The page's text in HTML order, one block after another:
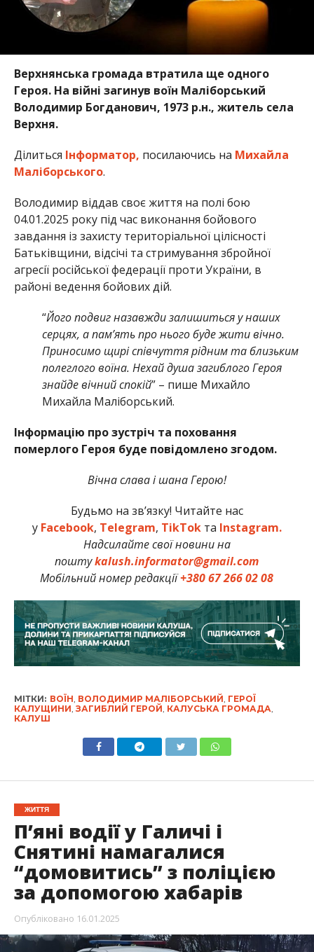
Верхнянська громада втратила ще одного
Героя. На війні загинув воїн Маліборський
Володимир Богданович, 1973 р.н., житель села
Верхня.
Ділиться Інформатор, посилаючись на Михайла
Маліборського.
Володимир віддав своє життя на полі бою
04.01.2025 року під час виконання бойового
завдання із захисту територіальної цілісності
Батьківщини, відсічі та стримування збройної
агресії російської федерації проти України, в
районі ведення бойових дій.
“Його подвиг назавжди залишиться у наших
серцях, а пам’ять про нього буде жити вічно.
Приносимо щирі співчуття рідним та близьким
полеглого воїна. Нехай душа загиблого Героя
знайде вічний спокій” – пише Михайло
Михайла Маліборський.
Інформацію про зустріч та поховання
померлого Героя буде повідомлено згодом.
Вічна слава і шана Герою!
Будьмо на зв’язку! Читайте нас
у Facebook, Telegram, TikTokта Instagram.
Надсилайте свої новини на
поштуkalush.informator@gmail.com
Мобільний номер редакції+380 67 266 02 08
МІТКИ: ВОЇН ВОЛОДИМИР МАЛІБОРСЬКИЙ ГЕРОЇ
КАЛУЩИНИ ЗАГИБЛИЙ ГЕРОЙ КАЛУСЬКА ГРОМАДА
КАЛУШ
ЖИТТЯ
П’яні водії у Галичі і
Снятині намагалися
“домовитись” з поліцією
за допомогою хабарів
Опубліковано 16.01.2025